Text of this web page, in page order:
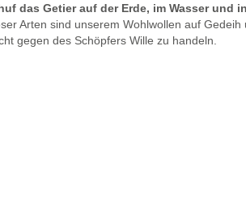
das Getier auf der Erde, im Wasser und
Arten sind unserem Wohlwollen auf
gegen des Schöpfers Wille zu handeln.